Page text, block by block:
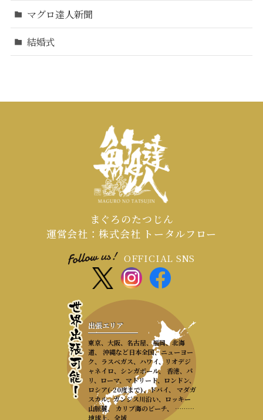
マグロ達人新聞
結婚式
まぐろのたつじん
運営会社：株式会社 トータルフロー
OFFICIAL SNS
出張エリア
東京、大阪、名古屋、福岡、北海
道、 沖縄など日本全国、ニューヨー
ク、ラスベガス、ハワイ、リオデジ
ャネイロ、シンガポール、 香港、パ
リ、ローマ、マドリード、ロンドン、
ロシア(-20度まで)、ドバイ、 マダガ
スカル、ガンジス川沿い、ロッキー
山脈麓、 カリブ海のビーチ、 ………
地球上、全域